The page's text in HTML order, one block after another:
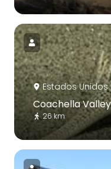
Estados
Coachella
26 km